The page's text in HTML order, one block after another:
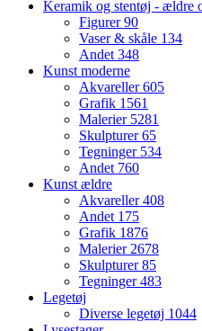
Keramik og stentøj - ældre
Figurer90
Vaser & skåle 134
Andet348
Kunst moderne
Akvareller605
Grafik 1561
Malerier 5281
Skulpturer65
Tegninger 534
Andet 760
Kunst ældre
Akvareller408
Andet 175
Grafik 1876
Malerier2678
Skulpturer85
Tegninger483
Legetøj
Diverse legetøj 1044